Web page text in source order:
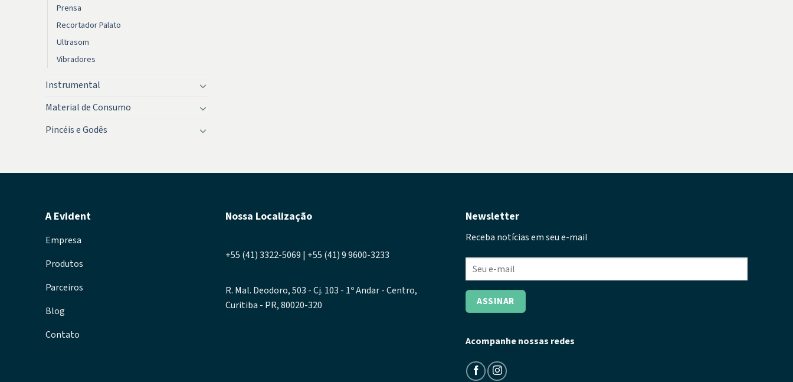
Prensa
Recortador Palato
Ultrasom
Vibradores
Instrumental
Material de Consumo
Pincéis e Godês
A Evident
Empresa
Produtos
Parceiros
Blog
Contato
Nossa Localização
+55 (41) 3322-5069 | +55 (41) 9 9600-3233
R. Mal. Deodoro, 503 - Cj. 103 - 1º Andar - Centro,
Curitiba - PR, 80020-320
Newsletter
Receba notícias em seu e-mail
Acompanhe nossas redes